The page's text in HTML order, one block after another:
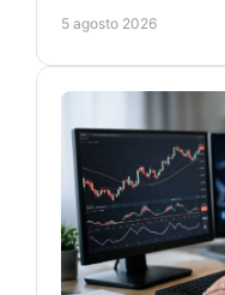
5 agosto 2026